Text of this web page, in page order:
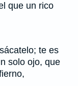
que un rico
te es
solo ojo, que